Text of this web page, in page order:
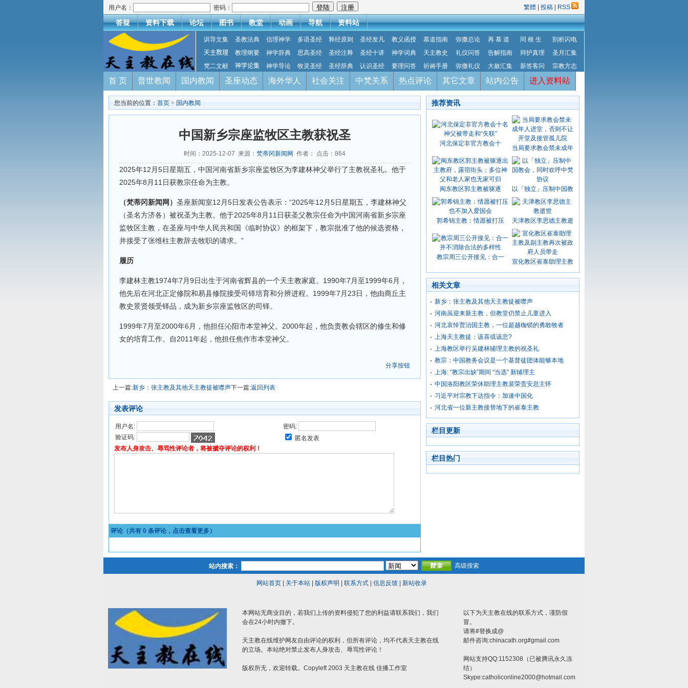
用户名： 密码： 繁體 投稿 RSS
答疑 资料下载 论坛 图书 教堂 动画 导航 资料站
训导文集 圣教法典 信理神学 多语圣经 释经原则 圣经发凡 教义函授 慕道指南 弥撒总论 再 慕 道 同 根 生
剖析闪电
天主教理
教理纲要 神学辞典 思高圣经 圣经注释 圣经十讲 神学词典 天主教史 礼仪问答 告解指南 辩护真理
圣月汇集
梵二文献
神学论集 神学导论 牧灵圣经 圣经辞典 认识圣经 要理问答 祈祷手册 弥撒礼仪 大赦汇集 新答客问 宗教方志
首 页 普世教闻 国内教闻 圣座动态 海外华人 社会关注 中梵关系 热点评论 其它文章 站内公告 进入资料站
您当前的位置： 首页 > 国内教闻
中国新乡宗座监牧区主教获祝圣
时间：2025-12-07 来源： 梵蒂冈新闻网 作者： 点击： 864
2025年12月5日星期五，中国河南省新乡宗座监牧区为李建林神父举行了主教祝圣礼。他于
2025年8月11日获教宗任命为主教。
（梵蒂冈新闻网） 圣座新闻室12月5日发表公告表示：“2025年12月5日星期五，李建林神父
（圣名方济各）被祝圣为主教。他于2025年8月11日获圣父教宗任命为中国河南省新乡宗座
监牧区主教，在圣座与中华人民共和国《临时协议》的框架下，教宗批准了他的候选资格，
并接受了张维柱主教辞去牧职的请求。”
履历
李建林主教1974年7月9日出生于河南省辉县的一个天主教家庭。1990年7月至1999年6月，
他先后在河北正定修院和易县修院接受司铎培育和分辨进程。1999年7月23日，他由商丘主
教史景贤领受铎品，成为新乡宗座监牧区的司铎。
1999年7月至2000年6月，他担任沁阳市本堂神父。2000年起，他负责教会辖区的修生和修
女的培育工作。自2011年起，他担任焦作市本堂神父。
分享按钮
上一篇:新乡：张主教及其他天主教徒被噤声下一篇:返回列表
发表评论
用户名:
密码:
验证码:
匿名发表
发布人身攻击、辱骂性评论者，将被褫夺评论的权利！
评论（共有 0 条评论，点击查看更多）
推荐资讯
河北保定非官方教会十
当局要求教会禁未成年
闽东教区郭主教被驱逐 以「独立」压制中国教
郭希锦主教：情愿被打压 天津教区李思德主教逝
教宗周三公开接见：合一
宣化教区崔泰助理主教
相关文章
新乡：张主教及其他天主教徒被噤声
河南虽迎来新主教，但教堂仍禁止儿童进入
河北哀悼贾治国主教，一位超越枷锁的勇敢牧者
上海天主教徒：该喜或该悲?
上海教区举行吴建林辅理主教的祝圣礼
教宗：中国教务会议是一个基督徒团体能够本地
上海: “教宗出缺”期间 “当选” 新辅理主
中国洛阳教区荣休助理主教裴荣贵安息主怀
习近平对宗教下达指令：加速中国化
河北省一位新主教接替地下的崔泰主教
栏目更新
栏目热门
站内搜索： 高级搜索
网站首页| 关于本站| 版权声明 联系方式| 信息反馈| 新站收录
本网站无商业目的，若我们上传的资料侵犯了您的利益请联系我们，我们
会在24小时内撤下。
天主教在线维护网友自由评论的权利，但所有评论，均不代表天主教在线
的立场。本站绝对禁止发布人身攻击、辱骂性评论！
版权所无，欢迎转载。Copyleft 2003 天主教在线 佳播工作室
以下为天主教在线的联系方式，谨防假
冒。
请将#替换成@
邮件咨询:chinacath.org#gmail.com
网站支持QQ:1152308（已被腾讯永久冻
结）
Skype:catholiconline2000@hotmail.com